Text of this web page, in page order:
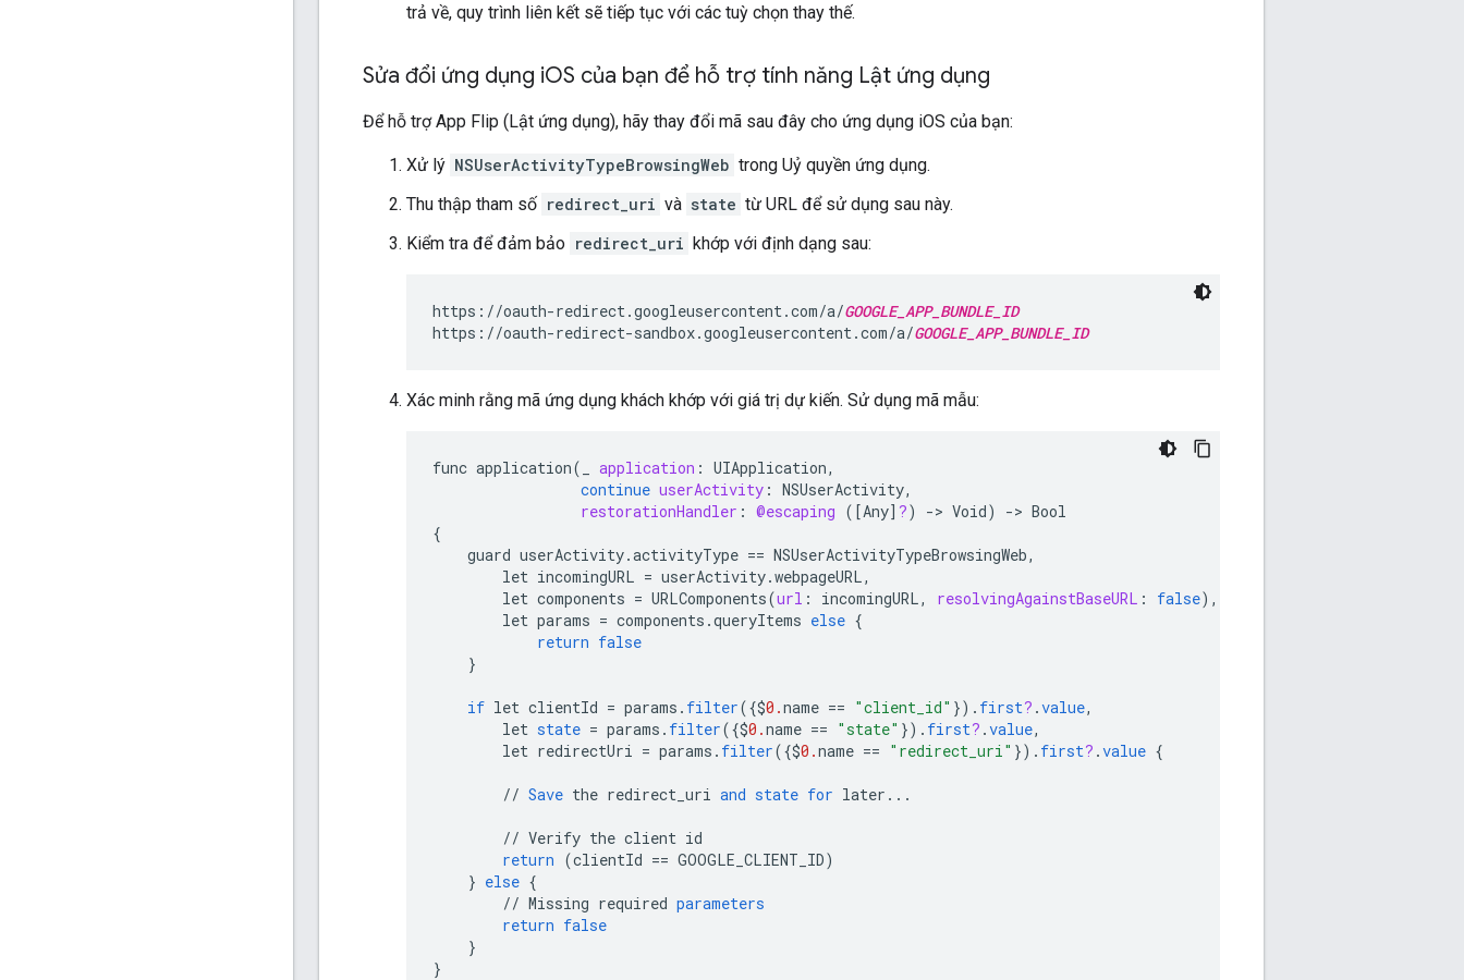
trả về, quy trình liên kết sẽ tiếp tục với các tuỳ chọn thay thế.
Sửa đổi ứng dụng iOS của bạn để hỗ trợ tính năng Lật ứng dụng
Để hỗ trợ App Flip (Lật ứng dụng), hãy thay đổi mã sau đây cho ứng dụng iOS của bạn:
Xử lý NSUserActivityTypeBrowsingWeb trong Uỷ quyền ứng dụng.
Thu thập tham số redirect_uri và state từ URL để sử dụng sau này.
Kiểm tra để đảm bảo redirect_uri khớp với định dạng sau:
https://oauth-redirect.googleusercontent.com/a/GOOGLE_APP_BUNDLE_ID
https://oauth-redirect-sandbox.googleusercontent.com/a/GOOGLE_APP_BUNDLE_ID
Xác minh rằng mã ứng dụng khách khớp với giá trị dự kiến. Sử dụng mã mẫu:
func application( application : UIApplication,
continue userActivity : NSUserActivity,
restorationHandler : @escaping ( [Any] ?) -> Void) -> Bool
{
guard userActivity.activityType == NSUserActivityTypeBrowsingWeb,
let incomingURL = userActivity.webpageURL,
let components = URLComponents(url : incomingURL, resolvingAgainstBaseURL : false),
let params = components .queryItems else {
return false
}
if let clientId = params . filter({$0.name == "client_id" }). first? .value,
let state = params . filter({$0.name == "state" }). first? .value,
let redirectUri = params . filter({$0.name == "redirect_uri" }). first? .value {
// Save the redirect_uri and state for later ...
// Verify the client id
return (clientId == GOOGLE_CLIENT_ID)
} else {
// Missing required parameters
return false
}
}